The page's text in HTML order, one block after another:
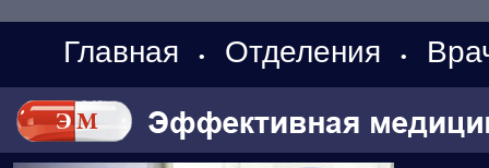
Главная • Отделения •